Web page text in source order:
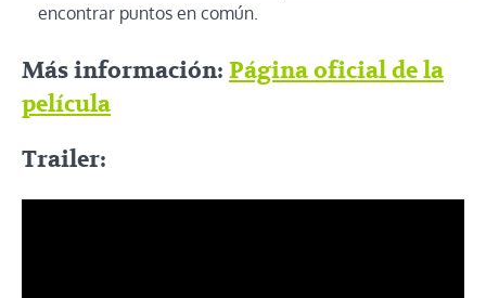
encontrar puntos en común.
Más información: Página oficial de la
película
Trailer: